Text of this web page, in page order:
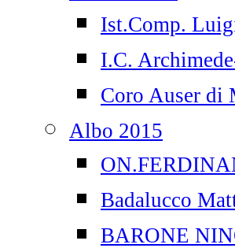
Ist.Comp.
I.C.
Coro Auser di
Albo 2015
Badalucco
BARONE